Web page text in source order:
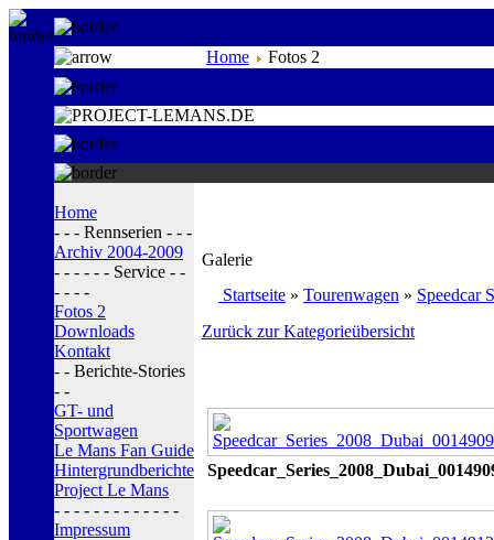
Home Fotos 2
Home
- - - Rennserien - - -
Archiv 2004-2009
- - - - - - Service - -
- - - -
Fotos 2
Downloads
Kontakt
- - Berichte-Stories
- -
GT- und
Sportwagen
Le Mans Fan Guide
Hintergrundberichte
Project Le Mans
- - - - - - - - - - - - -
Impressum
Galerie
Startseite » Tourenwagen » Speedcar
Zurück zur Kategorieübersicht